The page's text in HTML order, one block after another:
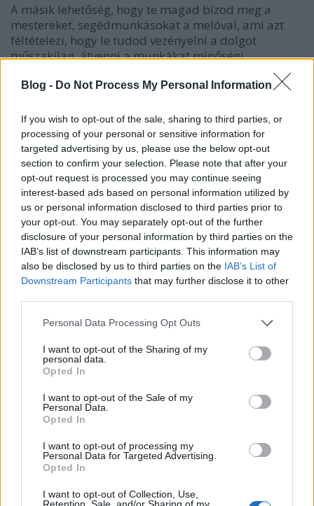
Blog - Do Not Process My Personal Information
If you wish to opt-out of the sale, sharing to third parties, or
processing of your personal or sensitive information for
targeted advertising by us, please use the below opt-out
section to confirm your selection. Please note that after your
opt-out request is processed you may continue seeing
interest-based ads based on personal information utilized by
us or personal information disclosed to third parties prior to
your opt-out. You may separately opt-out of the further
disclosure of your personal information by third parties on the
IAB’s list of downstream participants. This information may
also be disclosed by us to third parties on the IAB’s List of
Downstream Participants that may further disclose it to other
Please note that this website/app uses one or more Google
not limited to your visit or usage behaviour. You may click to
grant or deny consent to Google and its third-party tags to
use your data for below specified purposes in below Google
consent section.
Personal Data Processing Opt Outs
I want to opt-out of the Sharing of my
personal data.
Opted In
I want to opt-out of the Sale of my
Personal Data.
Opted In
I want to opt-out of processing my
Personal Data for Targeted Advertising.
Opted In
I want to opt-out of Collection, Use,
Retention, Sale, and/or Sharing of my
A másik lehetőség, hogy te magad bízod meg a
mestereket, segédmunkásokat a melóval, ami azt
féltételezi, hogy le tudod vezényelni a dolgot
műszakilag, átvenni a munkákat minőségi
ellenőrzéssel, tárgyalni az árakról, nem hagyni, hogy
több pénz legyen a munkásoknál, mint amennyi
akarsz kiszolgáltatott lenni).
A harmadik, hibrid lehetőség: megbízol egy
szakértőt, műszaki ellenőrt, aki nem
generálkivitelező, és ugyanannyi pénzt keres akkor
is, ha a munka jó minőségű, és akkor is, ha rossz - így
aztán "megéri neki" a legjobb minőségű munkát
megkövetelni. Ráadásul nem a saját embereit
igazgatja, így nyugodt szívvel visszabontat bármit,
amit nem tart megfelelőnek. Ez a hibrid megoldás
azonban ritka, mert aki már ebben a szakmában
dolgozik, generálkivitelezőként próbál minél
nagyobb pénzeket keresni.
És hogy milyen árakra kell számítani? Nagyban függ
attól, milyen minőségű helyet készíttetsz, vannak-e
belsőépítész terveid, és ami a legfontosabb: mi a
helyzet a szagelszívással a konyhában. Ha nincs
kialakítva, az óriási beruházás lehet: a Zing Király
utcai egységében 60 métert tesz meg a falakon,
lichthofon keresztül az ételszag, mire a szabadba ér,
végösszeget.